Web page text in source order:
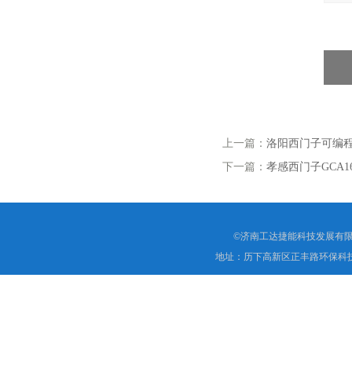
上一篇： 洛阳西门子可编
下一篇： 孝感西门子
©济南工达捷能科技发展有
地址：历下高新区正丰路环保科